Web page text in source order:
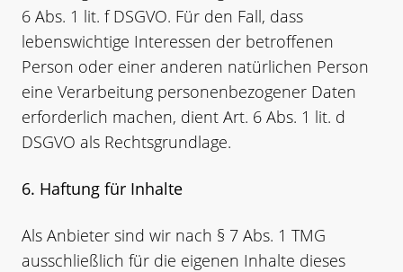
6 Abs. 1 lit. f DSGVO. Für den Fall, dass
lebenswichtige Interessen der betroffenen
Person oder einer anderen natürlichen Person
eine Verarbeitung personenbezogener Daten
erforderlich machen, dient Art. 6 Abs. 1 lit. d
DSGVO als Rechtsgrundlage.
6. Haftung für Inhalte
Als Anbieter sind wir nach § 7 Abs. 1 TMG
ausschließlich für die eigenen Inhalte dieses